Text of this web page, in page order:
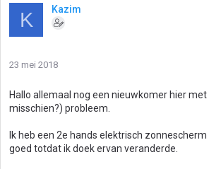
K Kazim
23 mei 2018
Hallo allemaal nog een nieuwkomer hier met
misschien?) probleem.
Ik heb een 2e hands elektrisch
goed totdat ik doek ervan veranderde.